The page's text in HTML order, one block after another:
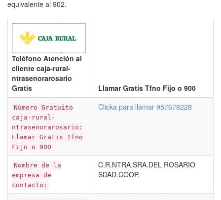
equivalente al 902.
Teléfono Atención al
cliente caja-rural-
ntrasenorarosario
Gratis
Llamar Gratis Tfno Fijo o 900
Número Gratuito
caja-rural-
ntrasenorarosario:
Llamar Gratis Tfno
Fijo o 900
Clicka para llamar 957678228
Nombre de la
empresa de
contacto:
C.R.NTRA.SRA.DEL ROSARIO
SDAD.COOP.